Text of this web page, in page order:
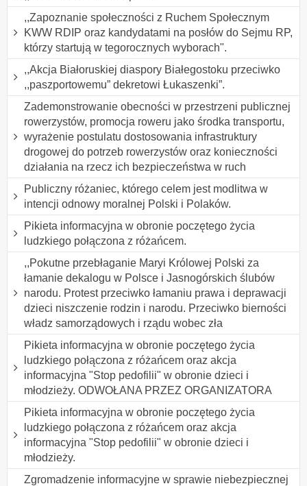
,,Zapoznanie społeczności z Ruchem Społecznym
KWW RDIP oraz kandydatami na posłów do Sejmu RP,
którzy startują w tegorocznych wyborach".
,,Akcja Białoruskiej diaspory Białegostoku przeciwko
,,paszportowemu” dekretowi Łukaszenki”.
Zademonstrowanie obecności w przestrzeni publicznej
rowerzystów, promocja roweru jako środka transportu,
wyrażenie postulatu dostosowania infrastruktury
drogowej do potrzeb rowerzystów oraz konieczności
działania na rzecz ich bezpieczeństwa w ruch
Publiczny różaniec, którego celem jest modlitwa w
intencji odnowy moralnej Polski i Polaków.
Pikieta informacyjna w obronie poczętego życia
ludzkiego połączona z różańcem.
,,Pokutne przebłaganie Maryi Królowej Polski za
łamanie dekalogu w Polsce i Jasnogórskich ślubów
narodu. Protest przeciwko łamaniu prawa i deprawacji
dzieci niszczenie rodzin i narodu. Przeciwko bierności
władz samorządowych i rządu wobec zła
Pikieta informacyjna w obronie poczętego życia
ludzkiego połączona z różańcem oraz akcja
informacyjna "Stop pedofilii" w obronie dzieci i
młodzieży. ODWOŁANA PRZEZ ORGANIZATORA
Pikieta informacyjna w obronie poczętego życia
ludzkiego połączona z różańcem oraz akcja
informacyjna "Stop pedofilii" w obronie dzieci i
młodzieży.
Zgromadzenie informacyjne w sprawie niebezpiecznej